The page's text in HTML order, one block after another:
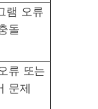
램 오류
돌
류 또는
문제